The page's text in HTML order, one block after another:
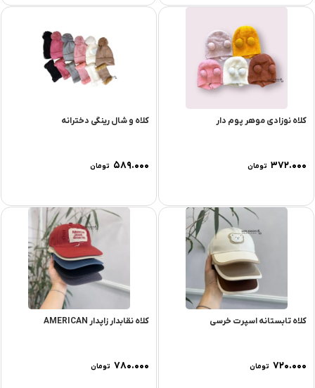
کلاه نوزادی موهر پوم دار
۳۷۲.۰۰۰ تومان
کلاه و شال رینگی دخترانه
۵۸۹.۰۰۰ تومان
کلاه تابستانه اسپرت خرسی
۷۲۰.۰۰۰ تومان
کلاه نقابدار زاپدار AMERICAN
۷۸۰.۰۰۰ تومان